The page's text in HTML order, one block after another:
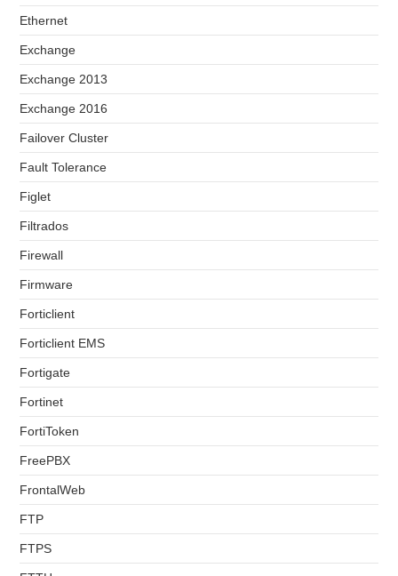
Ethernet
Exchange
Exchange 2013
Exchange 2016
Failover Cluster
Fault Tolerance
Figlet
Filtrados
Firewall
Firmware
Forticlient
Forticlient EMS
Fortigate
Fortinet
FortiToken
FreePBX
FrontalWeb
FTP
FTPS